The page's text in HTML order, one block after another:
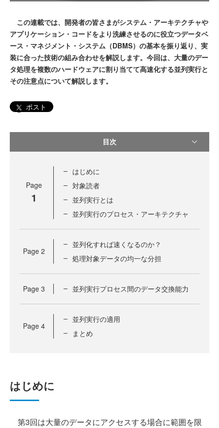
この連載では、開発者の皆さまがシステム・アーキテクチャや
アプリケーション・コードをより洗練させるのに役立つデータベ
ース・マネジメント・システム（DBMS）の基本を振り返り、実
装に合った技術の組み合わせを解説します。今回は、大量のデー
タ処理を複数のハードウェアに割り当てて高速化する並列実行と
その注意点について解説します。
ポスト
目次
Page
1
はじめに
対象読者
並列実行とは
並列実行のプロセス・アーキテクチャ
Page 2
並列化すれば速くなるのか？
処理対象データの均一な分担
Page 3 並列実行プロセス間のデータ交換能力
Page 4
並列実行の適用
まとめ
はじめに
第3回は大量のデータにアクセスする場合に範囲を限